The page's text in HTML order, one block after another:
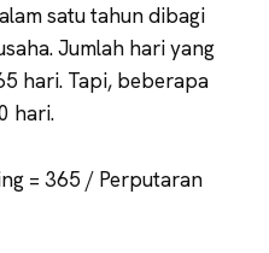
satu tahun dibagi
Jumlah hari yang
hari. Tapi, beberapa
hari.
= 365 / Perputaran